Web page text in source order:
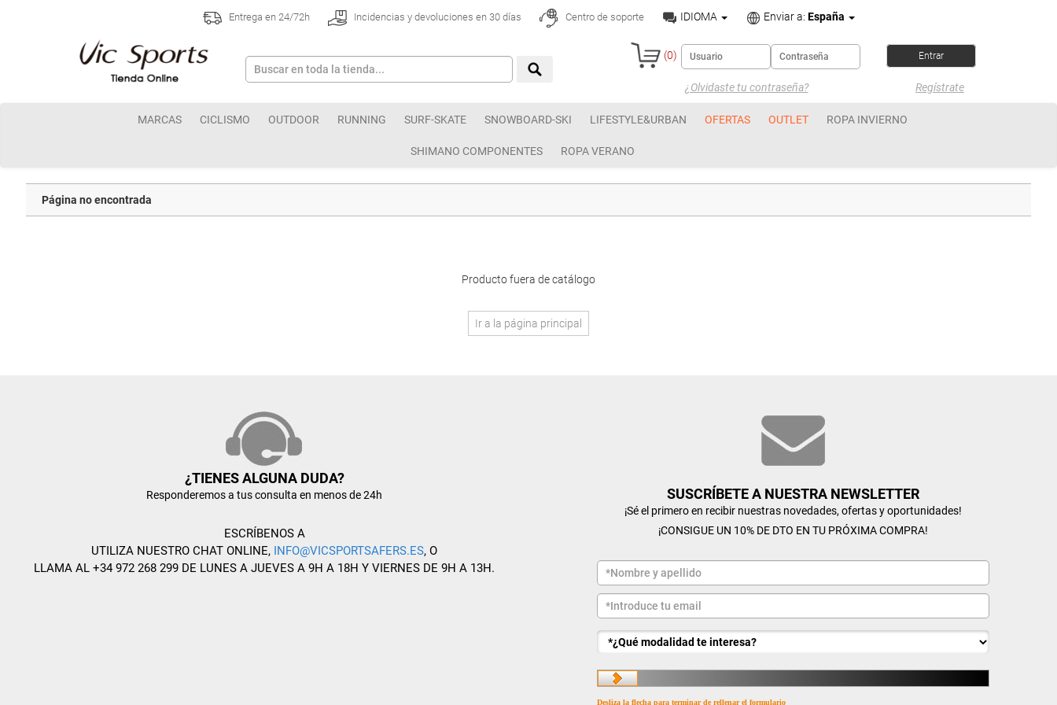
Entrega en 24/72h Incidencias y devoluciones en 30 días Centro de soporte IDIOMA Enviar a: España
(0)
¿Olvidaste tu contraseña? Regístrate
MARCAS CICLISMO OUTDOOR RUNNING SURF-SKATE SNOWBOARD-SKI LIFESTYLE&URBAN OFERTAS OUTLET ROPA INVIERNO
SHIMANO COMPONENTES ROPA VERANO
Página no encontrada
Producto fuera de catálogo
Ir a la página principal
¿TIENES ALGUNA DUDA?
Responderemos a tus consulta en menos de 24h
ESCRÍBENOS A
UTILIZA NUESTRO CHAT ONLINE, INFO@VICSPORTSAFERS.ES, O
LLAMA AL +34 972 268 299 DE LUNES A JUEVES A 9H A 18H Y VIERNES DE 9H A 13H.
SUSCRÍBETE A NUESTRA NEWSLETTER
¡Sé el primero en recibir nuestras novedades, ofertas y oportunidades!
¡CONSIGUE UN 10% DE DTO EN TU PRÓXIMA COMPRA!
Desliza la flecha para terminar de rellenar el formulario